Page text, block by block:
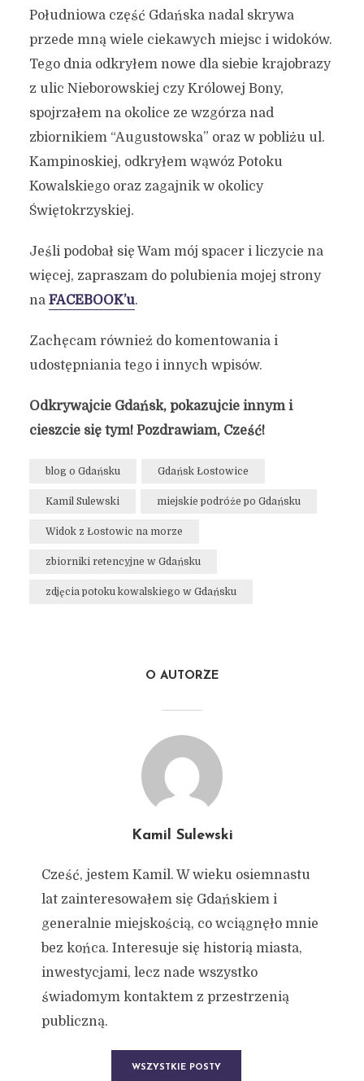
Południowa część Gdańska nadal skrywa
przede mną wiele ciekawych miejsc i widoków.
Tego dnia odkryłem nowe dla siebie krajobrazy
z ulic Nieborowskiej czy Królowej Bony,
spojrzałem na okolice ze wzgórza nad
zbiornikiem “Augustowska” oraz w pobliżu ul.
Kampinoskiej, odkryłem wąwóz Potoku
Kowalskiego oraz zagajnik w okolicy
Świętokrzyskiej.
Jeśli podobał się Wam mój spacer i liczycie na
więcej, zapraszam do polubienia mojej strony
na FACEBOOK’u.
Zachęcam również do komentowania i
udostępniania tego i innych wpisów.
Odkrywajcie Gdańsk, pokazujcie innym i
cieszcie się tym! Pozdrawiam, Cześć!
blog o Gdańsku Gdańsk Łostowice
Kamil Sulewski miejskie podróże po Gdańsku
Widok z Łostowic na morze
zbiorniki retencyjne w Gdańsku
zdjęcia potoku kowalskiego w Gdańsku
O AUTORZE
Kamil Sulewski
Cześć, jestem Kamil. W wieku osiemnastu
lat zainteresowałem się Gdańskiem i
generalnie miejskością, co wciągnęło mnie
bez końca. Interesuje się historią miasta,
inwestycjami, lecz nade wszystko
świadomym kontaktem z przestrzenią
publiczną.
WSZYSTKIE POSTY